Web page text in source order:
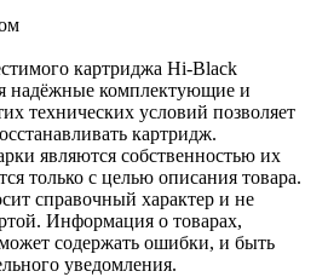
картриджа Hi-Black
надёжные комплектующие и
технических условий позволяет
картридж.
являются собственностью их
только с целью описания товара.
справочный характер и не
Информация о товарах,
содержать ошибки, и быть
уведомления.